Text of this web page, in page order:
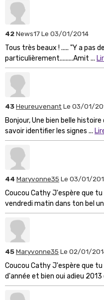
42News17Le 03/01/2014
Tous très beaux ! ..... "Y a pas
particulièrement.........Amit ...
43Heureuvenant Le 03/01/
Bonjour, Une bien belle
savoir identifier les signes ...
44 Maryvonne35 Le 03/01/
Coucou Cathy J'espère que tu
vendredi matin dans ton bel
45Maryvonne35 Le 02/01/
Coucou Cathy J'espère que
d'année et bien oui adieu 2013